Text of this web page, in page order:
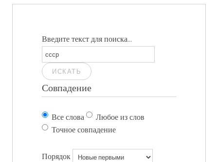
Введите текст для поиска...
ИСКАТЬ
Совпадение
Все слова
Любое из слов
Точное совпадение
Порядок